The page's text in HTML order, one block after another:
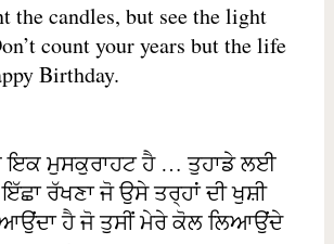
the candles, but see the light
count your years but the life
Birthday.
ਮੁਸਕੁਰਾਹਟ ਹੈ … ਤੁਹਾਡੇ ਲਈ
ਰੱਖਣਾ ਜੋ ਉਸੇ ਤਰ੍ਹਾਂ ਦੀ ਖੁਸ਼ੀ
ਹੈ ਜੋ ਤੁਸੀਂ ਮੇਰੇ ਕੋਲ ਲਿਆਉਂਦੇ